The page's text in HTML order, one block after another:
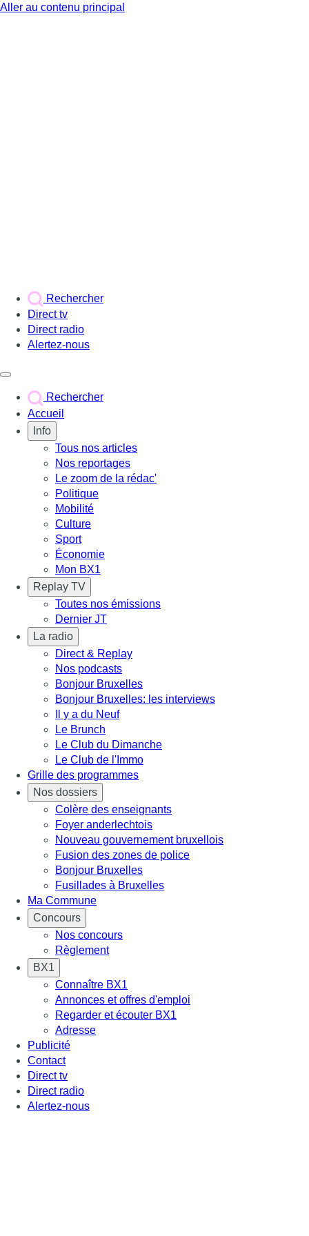
Aller au contenu principal
Rechercher
Direct tv
Direct radio
Alertez-nous
Rechercher
Accueil
Info
Tous nos articles
Nos reportages
Le zoom de la rédac'
Politique
Mobilité
Culture
Sport
Économie
Mon BX1
Replay TV
Toutes nos émissions
Dernier JT
La radio
Direct & Replay
Nos podcasts
Bonjour Bruxelles
Bonjour Bruxelles: les interviews
Il y a du Neuf
Le Brunch
Le Club du Dimanche
Le Club de l'Immo
Grille des programmes
Nos dossiers
Colère des enseignants
Foyer anderlechtois
Nouveau gouvernement bruxellois
Fusion des zones de police
Bonjour Bruxelles
Fusillades à Bruxelles
Ma Commune
Concours
Nos concours
Règlement
BX1
Connaître BX1
Annonces et offres d'emploi
Regarder et écouter BX1
Adresse
Publicité
Contact
Direct tv
Direct radio
Alertez-nous